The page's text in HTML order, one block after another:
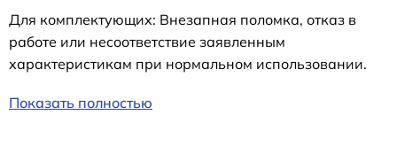
Для комплектующих: Внезапная поломка, отказ в
работе или несоответствие заявленным
характеристикам при нормальном использовании.
Показать полностью